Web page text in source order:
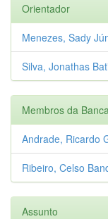
Orientador
Menezes, Sady
Silva, Jonathas
Membros da Banca
Andrade, Ricardo
Ribeiro, Celso
Assunto